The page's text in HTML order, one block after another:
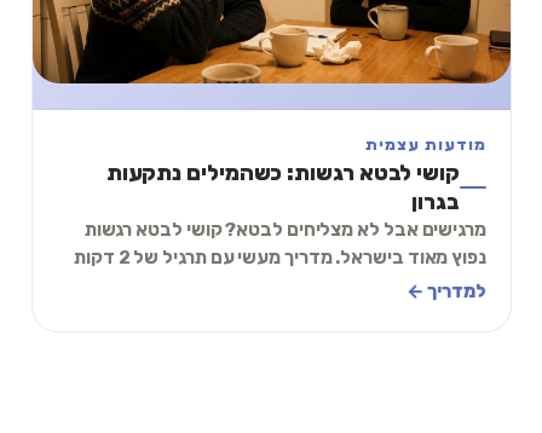
מודעות עצמית
קושי לבטא רגשות: כשהמילים נתקעות
בגרון
מרגישים אבל לא מצליחים לבטא? קושי לבטא רגשות
נפוץ מאוד בישראל. מדריך מעשי עם תרגיל של 2 דקות
לפתיחת הדרך.
למדריך ←